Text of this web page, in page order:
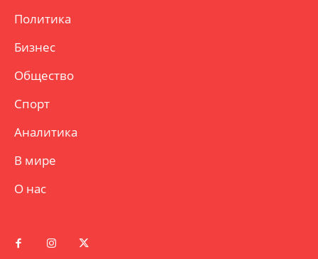
Политика
Бизнес
Общество
Спорт
Аналитика
В мире
О нас